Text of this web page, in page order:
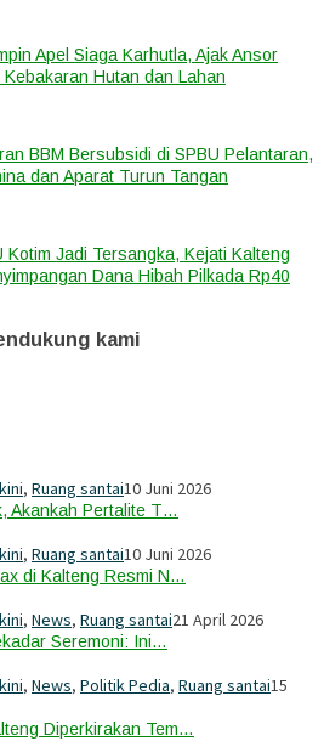
Apel Siaga Karhutla, Ajak Ansor
Hutan dan Lahan
BBM Bersubsidi di SPBU Pelantaran,
dan Aparat Turun Tangan
Kotim Jadi Tersangka, Kejati Kalteng
Dana Hibah Pilkada Rp40
kami
, Ruang santai10 Juni 2026
Akankah Pertalite T…
, Ruang santai10 Juni 2026
di Kalteng Resmi N…
, News, Ruang santai21 April 2026
Seremoni: Ini…
, News, Politik Pedia, Ruang santai15
Diperkirakan Tem…